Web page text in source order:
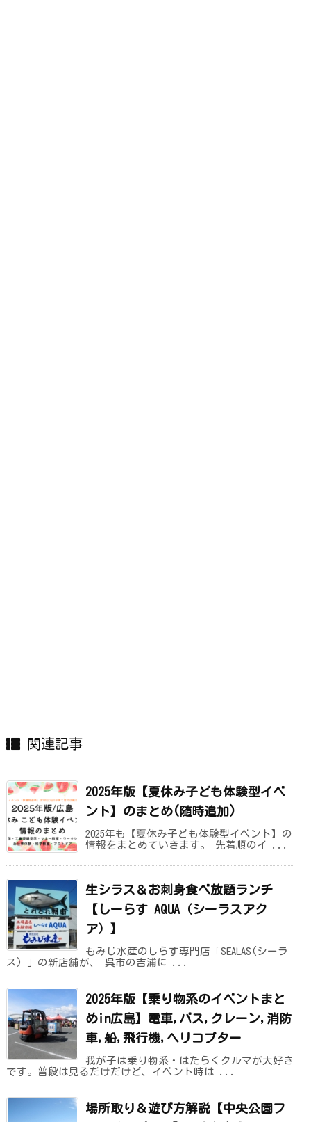
関連記事
2025年版【夏休み子ども体験型イベ
ント】のまとめ(随時追加)
2025年も【夏休み子ども体験型イベント】の
情報をまとめていきます。 先着順のイ ...
生シラス＆お刺身食べ放題ランチ
【しーらす AQUA（シーラスアク
ア）】
もみじ水産のしらす専門店「SEALAS(シーラ
ス) 」の新店舗が、 呉市の吉浦に ...
2025年版【乗り物系のイベントまと
めin広島】電車,バス,クレーン,消防
車,船,飛行機,ヘリコプター
我が子は乗り物系・はたらくクルマが大好き
です。普段は見るだけだけど、イベント時は ...
場所取り＆遊び方解説【中央公園フ